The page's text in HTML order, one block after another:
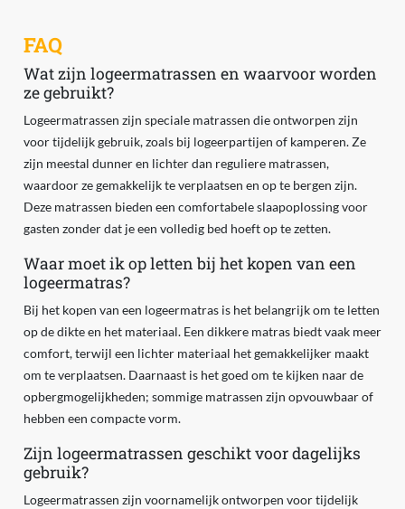
FAQ
Wat zijn logeermatrassen en waarvoor worden
ze gebruikt?
Logeermatrassen zijn speciale matrassen die ontworpen zijn
voor tijdelijk gebruik, zoals bij logeerpartijen of kamperen. Ze
zijn meestal dunner en lichter dan reguliere matrassen,
waardoor ze gemakkelijk te verplaatsen en op te bergen zijn.
Deze matrassen bieden een comfortabele slaapoplossing voor
gasten zonder dat je een volledig bed hoeft op te zetten.
Waar moet ik op letten bij het kopen van een
logeermatras?
Bij het kopen van een logeermatras is het belangrijk om te letten
op de dikte en het materiaal. Een dikkere matras biedt vaak meer
comfort, terwijl een lichter materiaal het gemakkelijker maakt
om te verplaatsen. Daarnaast is het goed om te kijken naar de
opbergmogelijkheden; sommige matrassen zijn opvouwbaar of
hebben een compacte vorm.
Zijn logeermatrassen geschikt voor dagelijks
gebruik?
Logeermatrassen zijn voornamelijk ontworpen voor tijdelijk